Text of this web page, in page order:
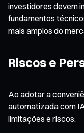
investidores devem
fundamentos
mais amplos do
Riscos e
Ao adotar a
automatizada com
limitações e riscos: